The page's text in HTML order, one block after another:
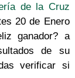
de la Cruz
20 de Enero
ganador? a
de su
verificar si